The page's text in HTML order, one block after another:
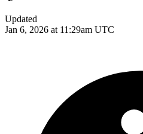
Updated
Jan 6, 2026 at 11:29am UTC